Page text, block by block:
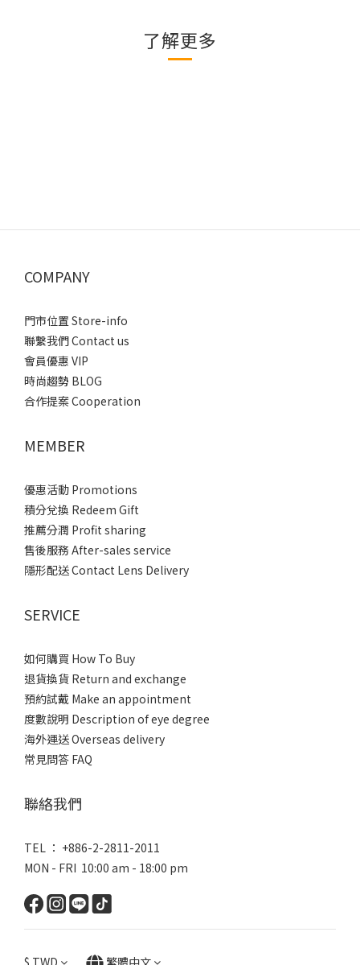
了解更多
COMPANY
門市位置 Store-info
聯繫我們 Contact us
會員優惠 VIP
時尚趨勢 BLOG
合作提案 Cooperation
MEMBER
優惠活動 Promotions
積分兌換 Redeem Gift
推薦分潤 Profit sharing
售後服務 After-sales service
隱形配送 Contact Lens Delivery
SERVICE
如何購買 How To Buy
退貨換貨 Return and exchange
預約試戴 Make an appointment
度數說明 Description of eye degree
海外運送 Overseas delivery
常見問答 FAQ
聯絡我們
TEL ： +886-2-2811-2011
MON - FRI 10:00 am - 18:00 pm